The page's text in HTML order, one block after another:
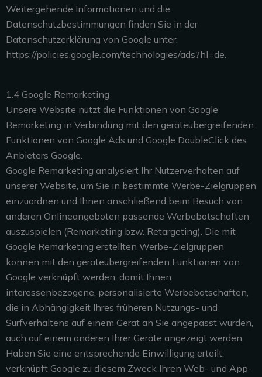
Weitergehende Informationen und die
Datenschutzbestimmungen finden Sie in der
Datenschutzerklärung von Google unter:
https://policies.google.com/technologies/ads?hl=de.
1.4 Google Remarketing
Unsere Website nutzt die Funktionen von Google
Remarketing in Verbindung mit den geräteübergreifenden
Funktionen von Google Ads und Google DoubleClick des
Anbieters Google.
Google Remarketing analysiert Ihr Nutzerverhalten auf
unserer Website, um Sie in bestimmte Werbe-Zielgruppen
einzuordnen und Ihnen anschließend beim Besuch von
anderen Onlineangeboten passende Werbebotschaften
auszuspielen (Remarketing bzw. Retargeting). Die mit
Google Remarketing erstellten Werbe-Zielgruppen
können mit den geräteübergreifenden Funktionen von
Google verknüpft werden, damit Ihnen
interessenbezogene, personalisierte Werbebotschaften,
die in Abhängigkeit Ihres früheren Nutzungs- und
Surfverhaltens auf einem Gerät an Sie angepasst wurden,
auch auf einem anderen Ihrer Geräte angezeigt werden.
Haben Sie eine entsprechende Einwilligung erteilt,
verknüpft Google zu diesem Zweck Ihren Web- und App-